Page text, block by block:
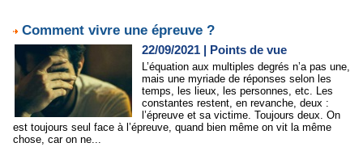
Comment vivre une épreuve ?
22/09/2021 | Points de vue
L’équation aux multiples degrés n’a pas une,
mais une myriade de réponses selon les
temps, les lieux, les personnes, etc. Les
constantes restent, en revanche, deux :
l’épreuve et sa victime. Toujours deux. On
est toujours seul face à l’épreuve, quand bien même on vit la même
chose, car on ne...